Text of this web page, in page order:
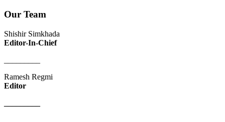
Our Team
Shishir Simkhada
Editor-In-Chief
Ramesh Regmi
Editor